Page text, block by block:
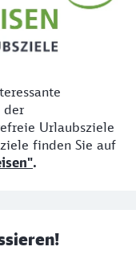
der
Urlaubsziele
finden Sie auf
.